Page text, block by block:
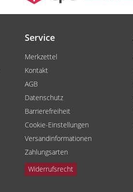
Service
Merkzettel
Kontakt
AGB
Datenschutz
Barrierefreiheit
Cookie-Einstellungen
Versandinformationen
Zahlungsarten
Widerrufsrecht